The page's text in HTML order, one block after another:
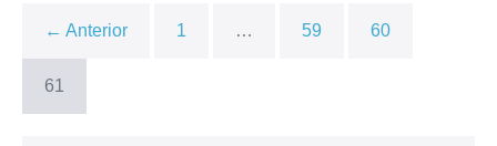
← Anterior 1 … 59 60
61